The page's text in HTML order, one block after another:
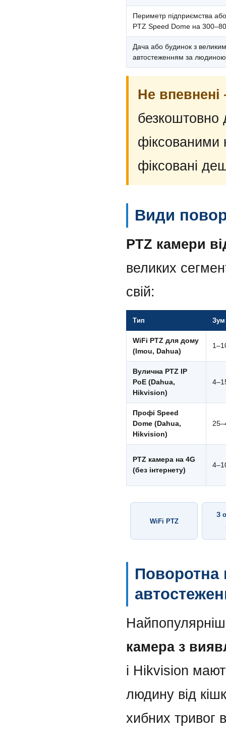
Периметр підприємства
PTZ Speed Dome на
Дача або будинок з
автостеженням за людиною
Не
безкоштовно
фіксованими
фіксовані
Види
PTZ камери
великих
свій:
Тип Зум
WiFi PTZ для дому
(Imou, Dahua)
Вулична PTZ IP
PoE (Dahua,
Hikvision)
Профі Speed
Dome (Dahua,
Hikvision)
PTZ камера на 4G
(без інтернету)
WiFi PTZ
З
Поворотна
камера з
і Hikvision
людину від
хибних тривог